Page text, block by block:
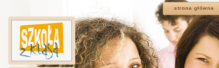
strona główna